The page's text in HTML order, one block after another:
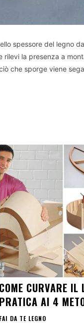
spessore del legno
rilevi la presenza a
che sporge viene
COME CURVARE IL
PRATICA AI 4
FAI DA TE LEGNO